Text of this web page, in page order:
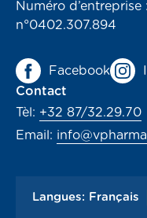
Numéro d’entreprise
n°0402.307.894
Facebook
Contact
Tèl: +32 87/32.29.70
Email:
Langues: Français